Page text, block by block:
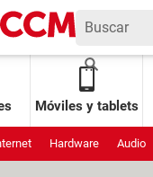
Móviles y tablets
Hardware Audio